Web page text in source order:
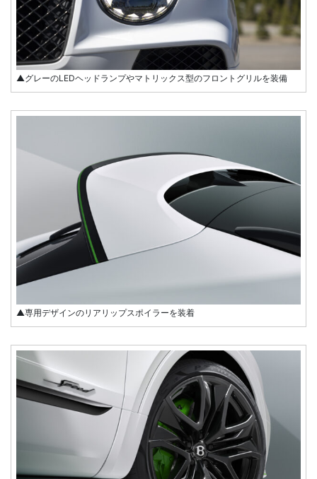
▲グレーのLEDヘッドランプやマトリックス型のフロントグリルを装備
▲専用デザインのリアリップスポイラーを装着